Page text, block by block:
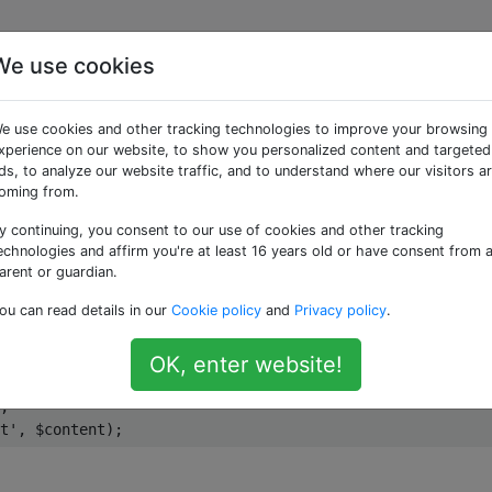
$ content)
o un'area di testo postmeta personalizzata. Ora voglio
ecc.
e perché?
, $content);
use cookies
use cookies and other tracking technologies to improve your browsing
on our website, to show you personalized content and targeted
to analyze our website traffic, and to understand where our visitors
from.
continuing, you consent to our use of cookies and other tracking
and affirm you're at least 16 years old or have consent from a
or guardian.
can read details in our Cookie policy and Privacy policy.
OK, enter website!